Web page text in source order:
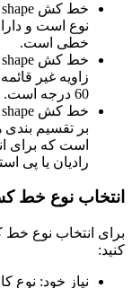
نوع است و
خطی است.
60 درجه است.
بر تقسیم
است که برای
رادیان یا پی
انتخاب نوع خط
کنید:
نیاز خود: نوع